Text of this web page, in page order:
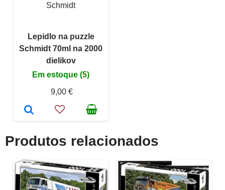
Schmidt
Lepidlo na puzzle
Schmidt 70ml na 2000
dielikov
Em estoque (5)
9,00 €
Produtos relacionados